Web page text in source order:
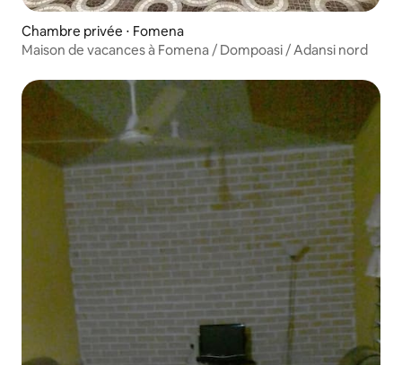
Chambre privée ⋅ Fomena
Maison de vacances à Fomena / Dompoasi / Adansi nord